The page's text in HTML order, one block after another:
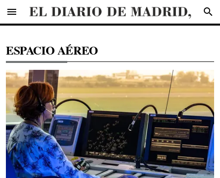
menu search
ESPACIO AÉREO